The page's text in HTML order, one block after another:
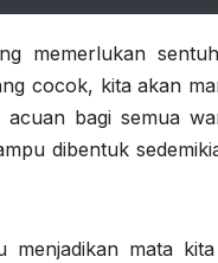
memerlukan
cocok, kita akan
bagi semua
dibentuk
mata